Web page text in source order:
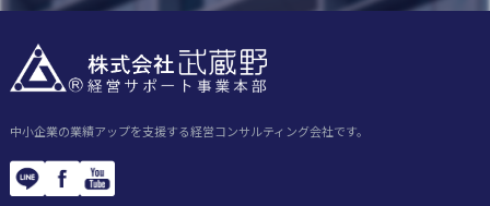
中小企業の業績アップを支援する経営コンサルティング会社です。